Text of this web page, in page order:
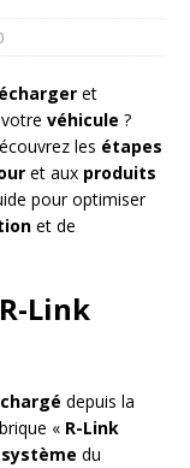
et
véhicule ?
les étapes
et aux produits
pour optimiser
et de
Link
depuis la
« R-Link
système du